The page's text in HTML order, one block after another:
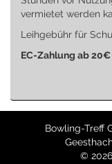
vermietet werden
Leihgebühr für
EC-Zahlung ab 20€
Bowling-Treff
©